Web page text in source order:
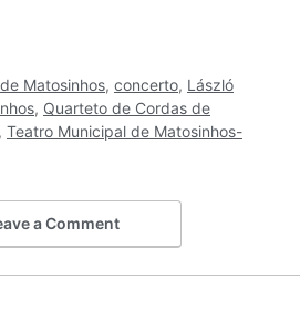
Matosinhos, concerto, László
, Quarteto de Cordas de
, Teatro Municipal de Matosinhos-
a Comment